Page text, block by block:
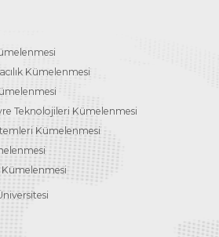
Kümelenmesi
Teknolojileri Kümelenmesi
Kümelenmesi